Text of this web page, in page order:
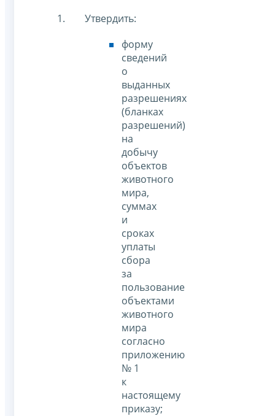
Утвердить:
форму
сведений
о
выданных
разрешениях
(бланках
разрешений)
на
добычу
объектов
животного
мира,
суммах
и
сроках
уплаты
сбора
за
пользование
объектами
животного
мира
согласно
приложению
№ 1
к
настоящему
приказу;